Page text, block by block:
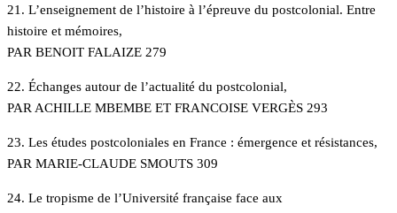
21. L’enseignement de l’histoire à l’épreuve du postcolonial. Entre
histoire et mémoires,
PAR BENOIT FALAIZE 279
22. Échanges autour de l’actualité du postcolonial,
PAR ACHILLE MBEMBE ET FRANCOISE VERGÈS 293
23. Les études postcoloniales en France : émergence et résistances,
PAR MARIE-CLAUDE SMOUTS 309
24. Le tropisme de l’Université française face aux